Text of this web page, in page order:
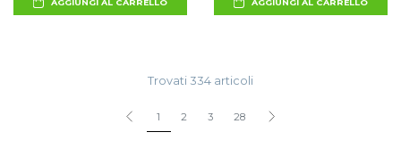
AGGIUNGI AL CARRELLO AGGIUNGI AL CARRELLO
Trovati 334 articoli
1 2 3 28